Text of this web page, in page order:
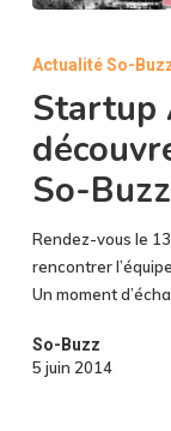
:
découvrez
les
coulisses
de
Buzz
Actualité So-
Startup
So-Buzz
Rendez-vous le
rencontrer
Un moment
So-Buzz
5 juin 2014